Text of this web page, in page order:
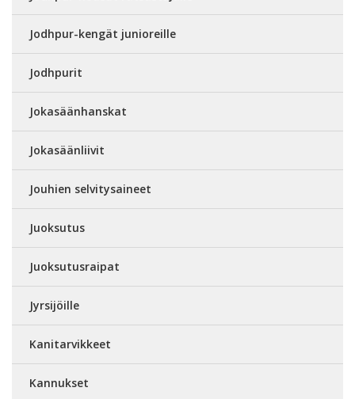
Jodhpur-kengät junioreille
Jodhpurit
Jokasäänhanskat
Jokasäänliivit
Jouhien selvitysaineet
Juoksutus
Juoksutusraipat
Jyrsijöille
Kanitarvikkeet
Kannukset